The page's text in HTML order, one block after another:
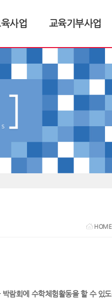
사업 교육기부사업
HOME
람회에 수학체험활동을 할 수 있